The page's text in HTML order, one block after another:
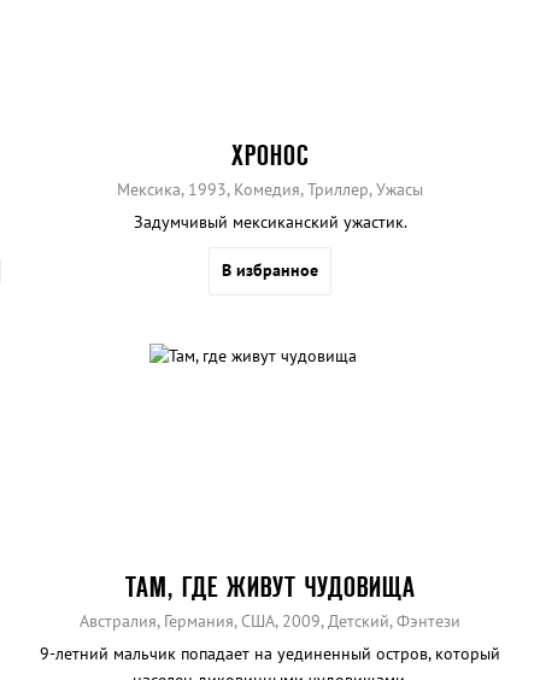
ХРОНОС
Мексика, 1993, Комедия, Триллер, Ужасы
Задумчивый мексиканский ужастик.
В избранное
ТАМ, ГДЕ ЖИВУТ ЧУДОВИЩА
Австралия, Германия, США, 2009, Детский, Фэнтези
9-летний мальчик попадает на уединенный остров, который